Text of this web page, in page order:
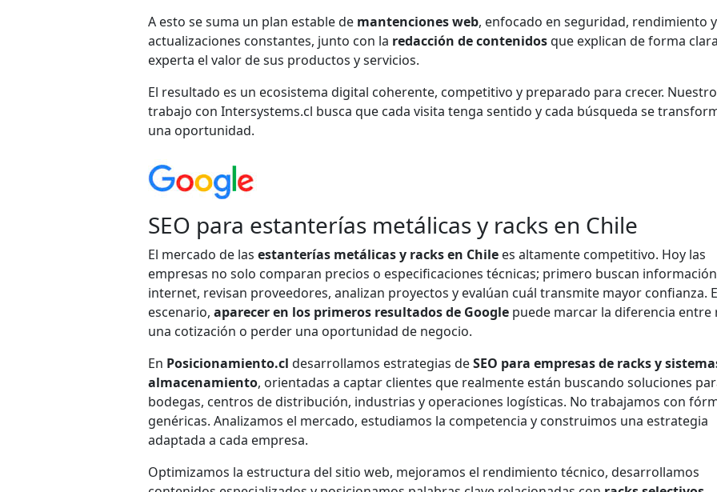
A esto se suma un plan estable de mantenciones web, enfocado en seguridad, rendimiento y
actualizaciones constantes, junto con la redacción de contenidosque explican de forma
experta el valor de sus productos y servicios.
El resultado es un ecosistema digital coherente, competitivo y preparado para crecer. Nuestro
trabajo con Intersystems.cl busca que cada visita tenga sentido y cada búsqueda se
una oportunidad.
SEO para estanterías metálicas y racks en Chile
El mercado de lasestanterías metálicas y racks en Chile es altamente competitivo. Hoy las
empresas no solo comparan precios o especificaciones técnicas; primero buscan
internet, revisan proveedores, analizan proyectos y evalúan cuál transmite mayor confianza.
escenario,aparecer en los primeros resultados de Google puede marcar la diferencia entre
una cotización o perder una oportunidad de negocio.
En Posicionamiento.cl desarrollamos estrategias deSEO para empresas de racks y
almacenamiento, orientadas a captar clientes que realmente están buscando soluciones
bodegas, centros de distribución, industrias y operaciones logísticas. No trabajamos con
genéricas. Analizamos el mercado, estudiamos la competencia y construimos una estrategia
adaptada a cada empresa.
Optimizamos la estructura del sitio web, mejoramos el rendimiento técnico, desarrollamos